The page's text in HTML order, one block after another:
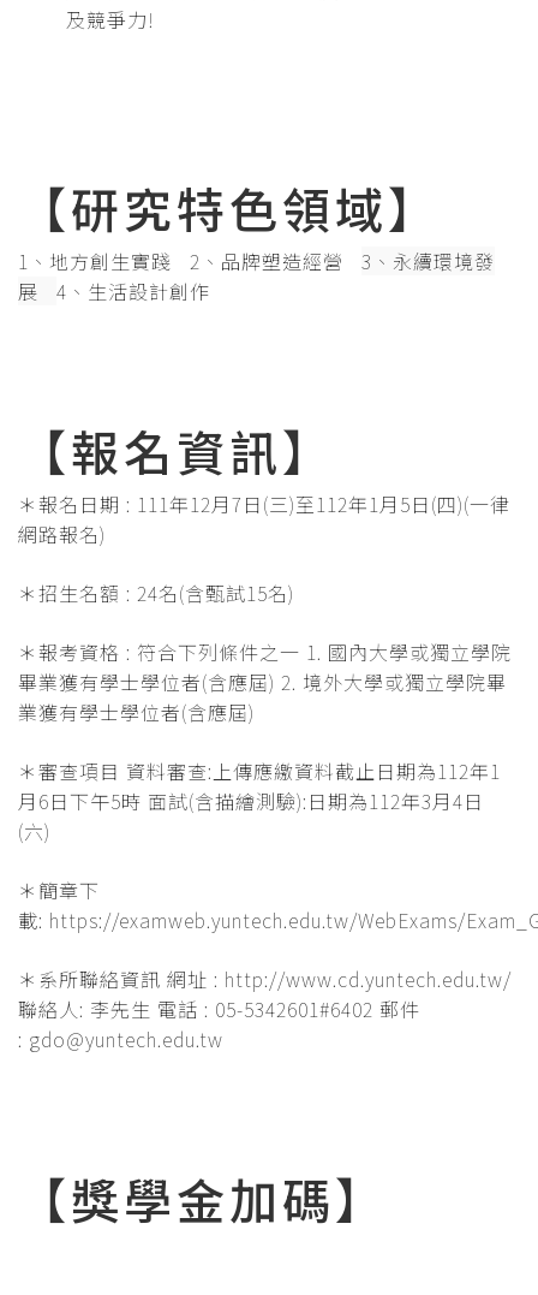
及競爭力!
【研究特色領域】
1、地方創生實踐 2、品牌塑造經營 3、永續環境發
展 4、生活設計創作
【報名資訊】
＊報名日期 : 111年12月7日(三)至112年1月5日(四)(一律
網路報名)
＊招生名額 : 24名(含甄試15名)
＊報考資格 : 符合下列條件之一 1. 國內大學或獨立學院
畢業獲有學士學位者(含應屆) 2. 境外大學或獨立學院畢
業獲有學士學位者(含應屆)
＊審查項目 資料審查:上傳應繳資料截止日期為112年1
月6日下午5時 面試(含描繪測驗):日期為112年3月4日
(六)
＊簡章下
載: https://examweb.yuntech.edu.tw/WebExams/
＊系所聯絡資訊 網址 : http://www.cd.yuntech.edu.tw/
聯絡人: 李先生 電話 : 05-5342601#6402 郵件
: gdo@yuntech.edu.tw
【獎學金加碼】